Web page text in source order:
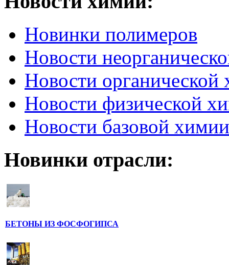
Новинки полимеров
Новости
Новости органической
Новости физической
Новости базовой химии
Новинки отрасли:
БЕТОНЫ ИЗ ФОСФОГИПСА